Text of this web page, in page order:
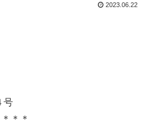
2023.06.22
号
＊＊